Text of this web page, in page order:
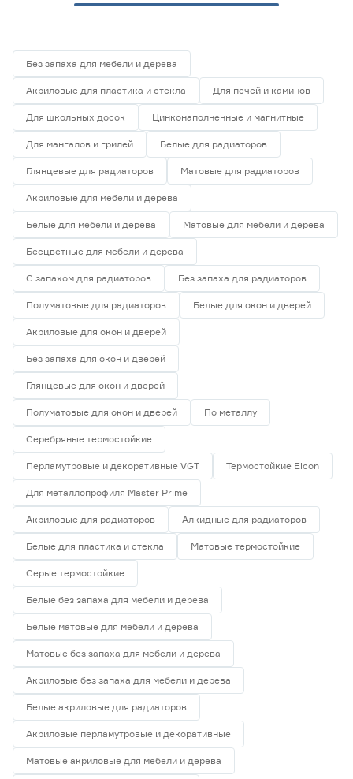
Польша
Россия
Финляндия
Эстония
Масса (кг)
от до
Запах
Нет
Без запаха для мебели и дерева
Акриловые для пластика и стекла Для печей и каминов
Для школьных досок Цинконаполненные и магнитные
Для мангалов и грилей Белые для радиаторов
Глянцевые для радиаторов Матовые для радиаторов
Акриловые для мебели и дерева
Белые для мебели и дерева Матовые для мебели и дерева
Бесцветные для мебели и дерева
С запахом для радиаторов Без запаха для радиаторов
Полуматовые для радиаторов Белые для окон и дверей
Акриловые для окон и дверей
Без запаха для окон и дверей
Глянцевые для окон и дверей
Полуматовые для окон и дверей По металлу
Серебряные термостойкие
Перламутровые и декоративные VGT Термостойкие Elcon
Для металлопрофиля Master Prime
Акриловые для радиаторов Алкидные для радиаторов
Белые для пластика и стекла Матовые термостойкие
Серые термостойкие
Белые без запаха для мебели и дерева
Белые матовые для мебели и дерева
Матовые без запаха для мебели и дерева
Акриловые без запаха для мебели и дерева
Белые акриловые для радиаторов
Акриловые перламутровые и декоративные
Матовые акриловые для мебели и дерева